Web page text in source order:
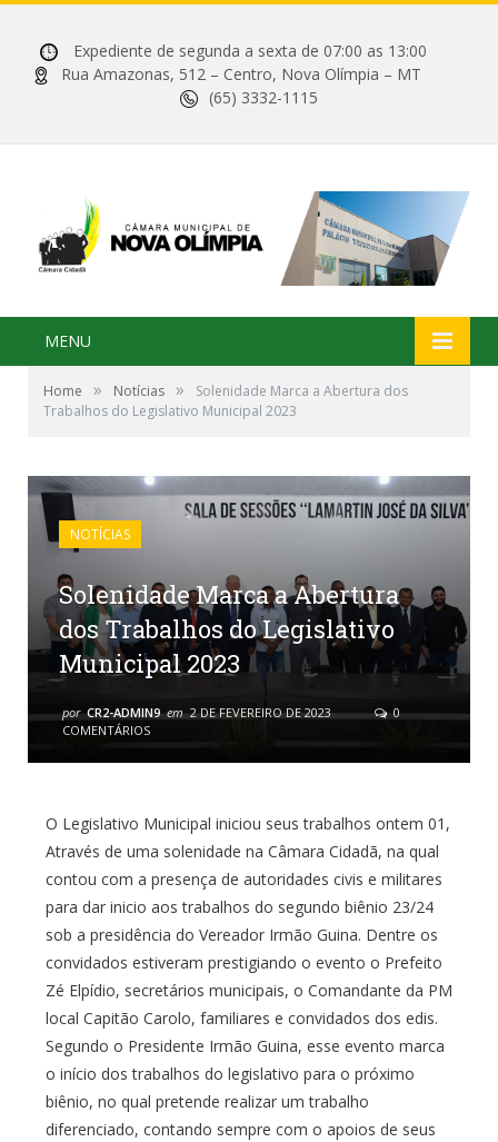
Expediente de segunda a sexta de 07:00 as 13:00
Rua Amazonas, 512 – Centro, Nova Olímpia – MT
(65) 3332-1115
MENU
Home » Notícias »
Solenidade Marca a Abertura dos
Trabalhos do Legislativo Municipal 2023
NOTÍCIAS
Solenidade Marca a Abertura
dos Trabalhos do Legislativo
Municipal 2023
por CR2-ADMIN9 em 2 DE FEVEREIRO DE 2023
0
COMENTÁRIOS
O Legislativo Municipal iniciou seus trabalhos ontem 01,
Através de uma solenidade na Câmara Cidadã, na qual
contou com a presença de autoridades civis e militares
para dar inicio aos trabalhos do segundo biênio 23/24
sob a presidência do Vereador Irmão Guina. Dentre os
convidados estiveram prestigiando o evento o Prefeito
Zé Elpídio, secretários municipais, o Comandante da PM
local Capitão Carolo, familiares e convidados dos edis.
Segundo o Presidente Irmão Guina, esse evento marca
o início dos trabalhos do legislativo para o próximo
biênio, no qual pretende realizar um trabalho
diferenciado, contando sempre com o apoios de seus